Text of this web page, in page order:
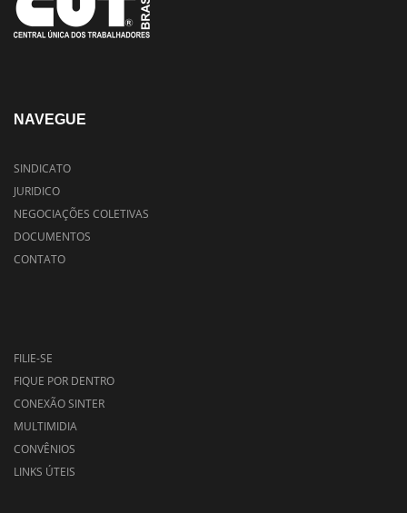
NAVEGUE
SINDICATO
JURIDICO
NEGOCIAÇÕES COLETIVAS
DOCUMENTOS
CONTATO
FILIE-SE
FIQUE POR DENTRO
CONEXÃO SINTER
MULTIMIDIA
CONVÊNIOS
LINKS ÚTEIS